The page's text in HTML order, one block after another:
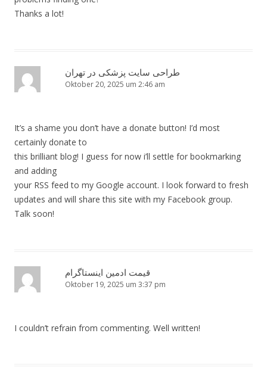
Thanks a lot!
طراحی سایت پزشکی در تهران
Oktober 20, 2025 um 2:46 am
It’s a shame you don’t have a donate button! I’d most
certainly donate to
this brilliant blog! I guess for now i’ll settle for bookmarking
and adding
your RSS feed to my Google account. I look forward to fresh
updates and will share this site with my Facebook group.
Talk soon!
قیمت ادمین اینستاگرام
Oktober 19, 2025 um 3:37 pm
I couldn’t refrain from commenting. Well written!